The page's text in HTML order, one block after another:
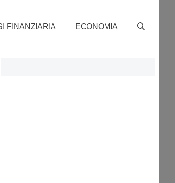
FINANZIARIA ECONOMIA